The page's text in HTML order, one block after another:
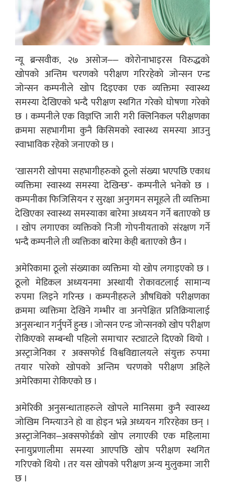
न्यू ब्रन्सवीक, २७ असोज–– कोरोनाभाइरस विरुद्धको
खोपको अन्तिम चरणको परीक्षण गरिरहेको जोन्सन एन्ड
जोन्सन कम्पनीले खोप दिइएका एक व्यक्तिमा स्वास्थ्य
समस्या देखिएको भन्दै परीक्षण स्थगित गरेको घोषणा गरेको
छ । कम्पनीले एक विज्ञप्ति जारी गरी क्लिनिकल परीक्षणका
क्रममा सहभागीमा कुनै किसिमको स्वास्थ्य समस्या आउनु
स्वाभाविक रहेको जनाएको छ ।
‘खासगरी खोपमा सहभागीहरुको ठूलो संख्या भएपछि एकाध
व्यक्तिमा स्वास्थ्य समस्या देखिन्छ’- कम्पनीले भनेको छ ।
कम्पनीका फिजिसियन र सुरक्षा अनुगमन समूहले ती व्यक्तिमा
देखिएका स्वास्थ्य समस्याका बारेमा अध्ययन गर्ने बताएको छ
। खोप लगाएका व्यक्तिको निजी गोपनीयताको संरक्षण गर्ने
भन्दै कम्पनीले ती व्यक्तिका बारेमा केही बताएको छैन ।
अमेरिकामा ठूलो संख्याका व्यक्तिमा यो खोप लगाइएको छ ।
ठूलो मेडिकल अध्ययनमा अस्थायी रोकावटलाई सामान्य
रुपमा लिइने गरिन्छ । कम्पनीहरुले औषधिको परीक्षणका
क्रममा व्यक्तिमा देखिने गम्भीर वा अनपेक्षित प्रतिक्रियालाई
अनुसन्धान गर्नुपर्ने हुन्छ । जोन्सन एन्ड जोन्सनको खोप परीक्षण
रोकिएको सम्बन्धी पहिलो समाचार स्ट्याटले दिएको थियो ।
अस्ट्राजेनिका र अक्सफोर्ड विश्वविद्यालयले संयुक्त रुपमा
तयार पारेको खोपको अन्तिम चरणको परीक्षण अहिले
अमेरिकामा रोकिएको छ ।
अमेरिकी अनुसन्धाताहरुले खोपले मानिसमा कुनै स्वास्थ्य
जोखिम निम्त्याउने हो वा होइन भन्ने अध्ययन गरिरहेका छन् ।
अस्ट्राजेनिका–अक्सफोर्डको खोप लगाएकी एक महिलामा
स्नायुप्रणालीमा समस्या आएपछि खोप परीक्षण स्थगित
गरिएको थियो । तर यस खोपको परीक्षण अन्य मुलुकमा जारी
छ ।